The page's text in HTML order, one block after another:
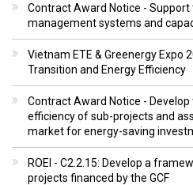
Contract Award Notice -
management systems and
Vietnam ETE & Greenergy Expo
Transition and Energy Efficiency
Contract Award Notice -
efficiency of sub-projects and
market for energy-saving
ROEI - C2.2.15: Develop a
projects financed by the GCF